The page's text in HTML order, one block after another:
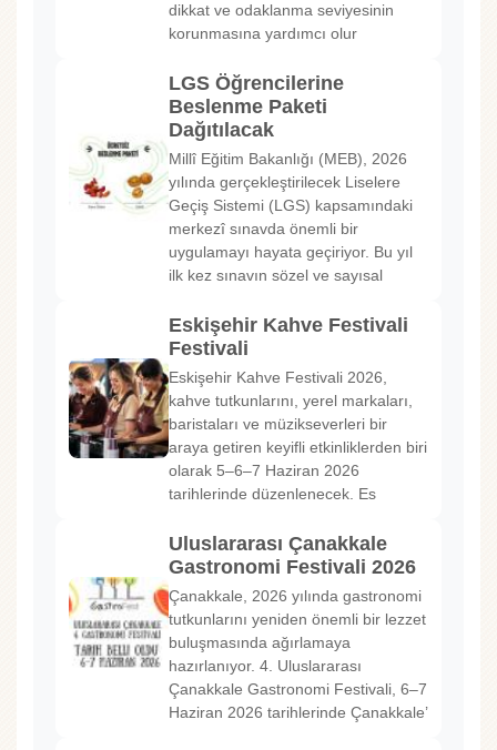
dikkat ve odaklanma seviyesinin
korunmasına yardımcı olur
LGS Öğrencilerine
Beslenme Paketi
Dağıtılacak
Millî Eğitim Bakanlığı (MEB), 2026
yılında gerçekleştirilecek Liselere
Geçiş Sistemi (LGS) kapsamındaki
merkezî sınavda önemli bir
uygulamayı hayata geçiriyor. Bu yıl
ilk kez sınavın sözel ve sayısal
Eskişehir Kahve Festivali
Festivali
Eskişehir Kahve Festivali 2026,
kahve tutkunlarını, yerel markaları,
baristaları ve müzikseverleri bir
araya getiren keyifli etkinliklerden biri
olarak 5–6–7 Haziran 2026
tarihlerinde düzenlenecek. Es
Uluslararası Çanakkale
Gastronomi Festivali 2026
Çanakkale, 2026 yılında gastronomi
tutkunlarını yeniden önemli bir lezzet
buluşmasında ağırlamaya
hazırlanıyor. 4. Uluslararası
Çanakkale Gastronomi Festivali, 6–7
Haziran 2026 tarihlerinde Çanakkale’